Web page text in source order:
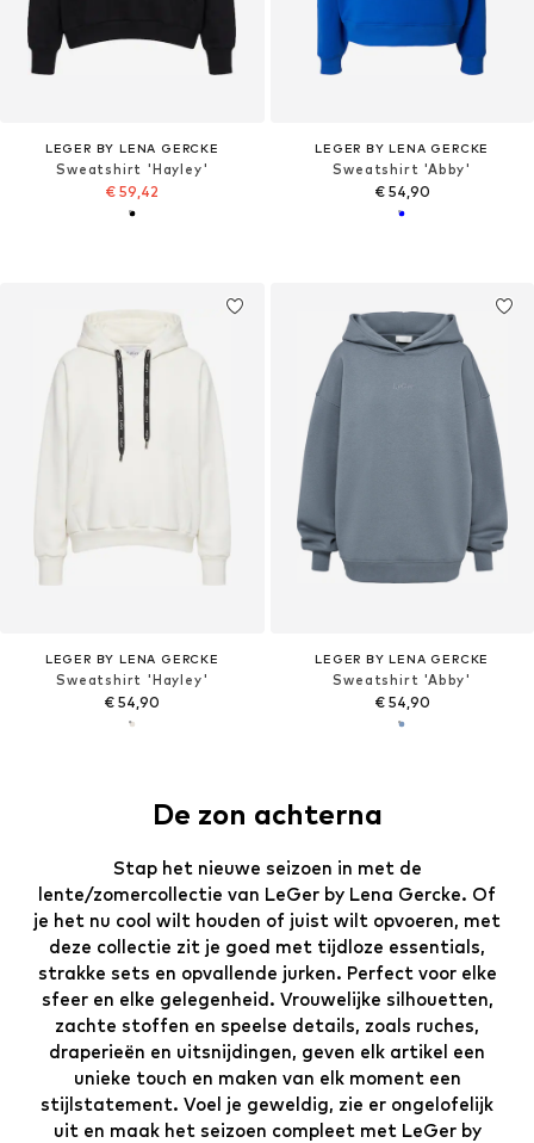
LEGER BY LENA GERCKE
Sweatshirt 'Hayley'
€ 59,42
LEGER BY LENA GERCKE
Sweatshirt 'Abby'
€ 54,90
LEGER BY LENA GERCKE
Sweatshirt 'Hayley'
€ 54,90
LEGER BY LENA GERCKE
Sweatshirt 'Abby'
€ 54,90
De zon achterna
Stap het nieuwe seizoen in met de
lente/zomercollectie van LeGer by Lena Gercke. Of
je het nu cool wilt houden of juist wilt opvoeren, met
deze collectie zit je goed met tijdloze essentials,
strakke sets en opvallende jurken. Perfect voor elke
sfeer en elke gelegenheid. Vrouwelijke silhouetten,
zachte stoffen en speelse details, zoals ruches,
draperieën en uitsnijdingen, geven elk artikel een
unieke touch en maken van elk moment een
stijlstatement. Voel je geweldig, zie er ongelofelijk
uit en maak het seizoen compleet met LeGer by